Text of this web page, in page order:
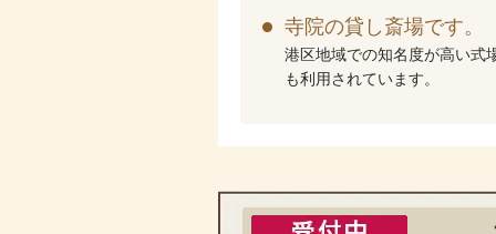
寺院の貸し斎場です。
港区地域での知名度が高い式
も利用されています。